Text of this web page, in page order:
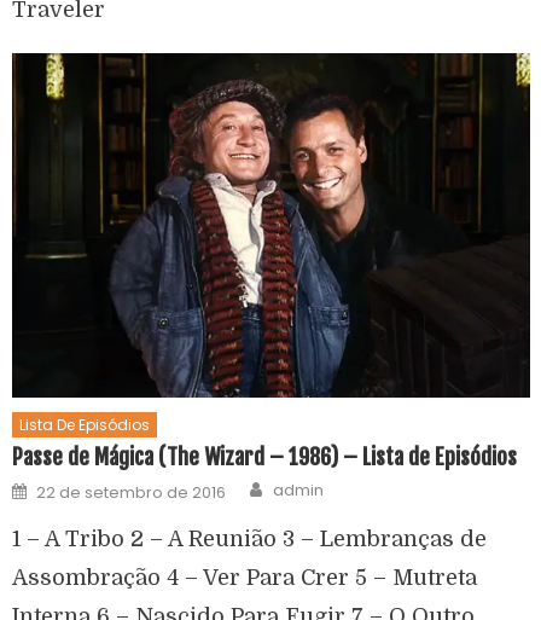
Traveler
Lista De Episódios
Passe de Mágica (The Wizard – 1986) – Lista de Episódios
22 de setembro de 2016 admin
1 – A Tribo 2 – A Reunião 3 – Lembranças de
Assombração 4 – Ver Para Crer 5 – Mutreta